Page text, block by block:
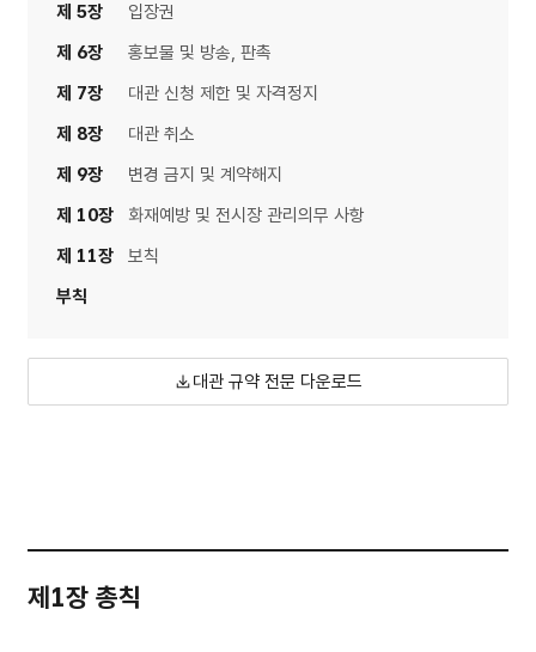
제 5장
입장권
제 6장
홍보물 및 방송, 판촉
제 7장
대관 신청 제한 및 자격정지
제 8장
대관 취소
제 9장
변경 금지 및 계약해지
제 10장
화재예방 및 전시장 관리의무 사항
제 11장
보칙
부칙
대관 규약 전문 다운로드
제1장 총칙